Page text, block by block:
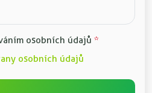
osobních údajů *
osobních údajů